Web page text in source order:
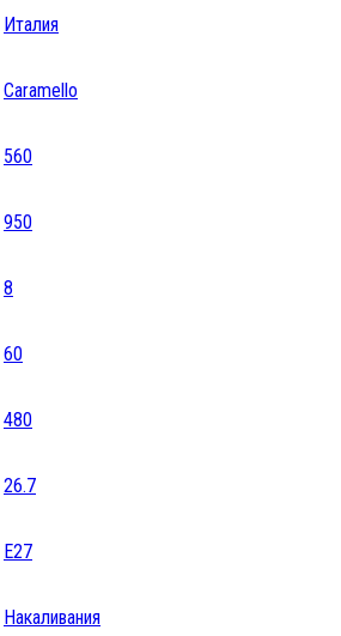
Италия
Caramello
560
950
8
60
480
26.7
E27
Накаливания